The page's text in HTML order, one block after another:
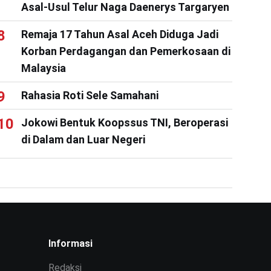
Asal-Usul Telur Naga Daenerys Targaryen
Remaja 17 Tahun Asal Aceh Diduga Jadi
Korban Perdagangan dan Pemerkosaan di
Malaysia
Rahasia Roti Sele Samahani
Jokowi Bentuk Koopssus TNI, Beroperasi
di Dalam dan Luar Negeri
Informasi
Redaksi